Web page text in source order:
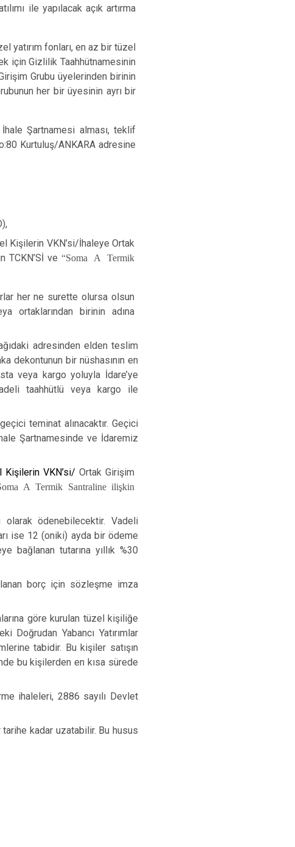
ile yapılacak açık artırma
yatırım fonları, en az bir tüzel
için Gizlilik Taahhütnamesinin
Grubu üyelerinden birinin
her bir üyesinin ayrı bir
Şartnamesi alması, teklif
Kurtuluş/ANKARA adresine
Kişilerin VKN’si/İhaleye Ortak
TCKN’Sİ ve “Soma A Termik
her ne surette olursa olsun
ortaklarından birinin adına
adresinden elden teslim
dekontunun bir nüshasının en
veya kargo yoluyla İdare’ye
taahhütlü veya kargo ile
teminat alınacaktır. Geçici
Şartnamesinde ve İdaremiz
Kişilerin VKN’si/ Ortak Girişim
A Termik Santraline ilişkin
ödenebilecektir. Vadeli
ise 12 (oniki) ayda bir ödeme
bağlanan tutarına yıllık %30
borç için sözleşme imza
göre kurulan tüzel kişiliğe
Doğrudan Yabancı Yatırımlar
tabidir. Bu kişiler satışın
bu kişilerden en kısa sürede
ihaleleri, 2886 sayılı Devlet
kadar uzatabilir. Bu husus